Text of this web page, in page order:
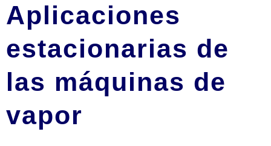
Aplicaciones
estacionarias de
las máquinas de
vapor